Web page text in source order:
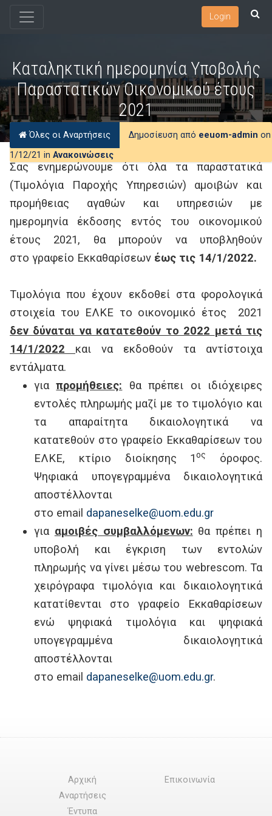
Login
Καταληκτική ημερομηνία Υποβολής
Παραστατικών Οικονομικού έτους
2021
Όλες οι Αναρτήσεις Δημοσίευση από eeuom-admin on
1/12/21 in Ανακοινώσεις
Σας ενημερώνουμε ότι όλα τα παραστατικά
(Τιμολόγια Παροχής Υπηρεσιών) αμοιβών και
προμήθειας αγαθών και υπηρεσιών με
ημερομηνία έκδοσης εντός του οικονομικού
έτους 2021, θα μπορούν να υποβληθούν
στο γραφείο Εκκαθαρίσεων έως τις 14/1/2022.
Τιμολόγια που έχουν εκδοθεί στα φορολογικά
στοιχεία του ΕΛΚΕ το οικονομικό έτος 2021
δεν δύναται να κατατεθούν το 2022 μετά τις
14/1/2022 και να εκδοθούν τα αντίστοιχα
εντάλματα.
για προμήθειες: θα πρέπει οι ιδιόχειρες
εντολές πληρωμής μαζί με το τιμολόγιο και
τα απαραίτητα δικαιολογητικά να
κατατεθούν στο γραφείο Εκκαθαρίσεων του
ΕΛΚΕ, κτίριο διοίκησης 1ος
όροφος.
Ψηφιακά υπογεγραμμένα δικαιολογητικά
αποστέλλονται
στο email dapaneselke@uom.edu.gr
για αμοιβές συμβαλλόμενων: θα πρέπει η
υποβολή και έγκριση των εντολών
πληρωμής να γίνει μέσω του webrescom. Τα
χειρόγραφα τιμολόγια και δικαιολογητικά
κατατίθενται στο γραφείο Εκκαθαρίσεων
ενώ ψηφιακά τιμολόγια και ψηφιακά
υπογεγραμμένα δικαιολογητικά
αποστέλλονται
στο email dapaneselke@uom.edu.gr.
Αρχική
Αναρτήσεις
Έντυπα
Επικοινωνία